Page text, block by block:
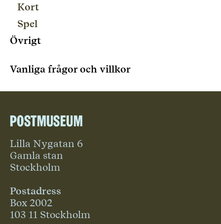
Kort
Spel
Övrigt
Vanliga frågor och villkor
Postmuseum
Lilla Nygatan 6
Gamla stan
Stockholm
Postadress
Box 2002
103 11 Stockholm